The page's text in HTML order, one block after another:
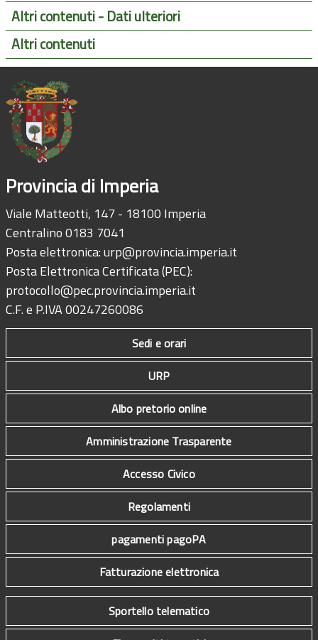
Altri contenuti - Dati ulteriori
Altri contenuti
Provincia di Imperia
Viale Matteotti, 147 - 18100 Imperia
Centralino 0183 7041
Posta elettronica:urp@provincia.imperia.it
Posta Elettronica Certificata (PEC):
protocollo@pec.provincia.imperia.it
C.F. e P.IVA 00247260086
Sedi e orari
URP
Albo pretorio online
Amministrazione Trasparente
Accesso Civico
Regolamenti
pagamenti pagoPA
Fatturazione elettronica
Sportello telematico